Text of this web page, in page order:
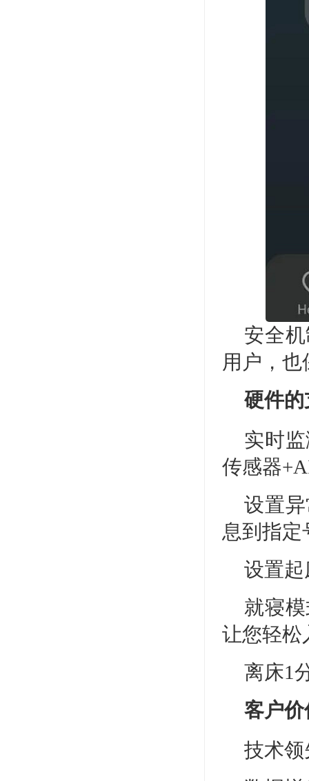
安全
用户，也
硬件
实时
传感器
设置
息到指定
设置
就寝
让您轻松
离床1
客户
技术